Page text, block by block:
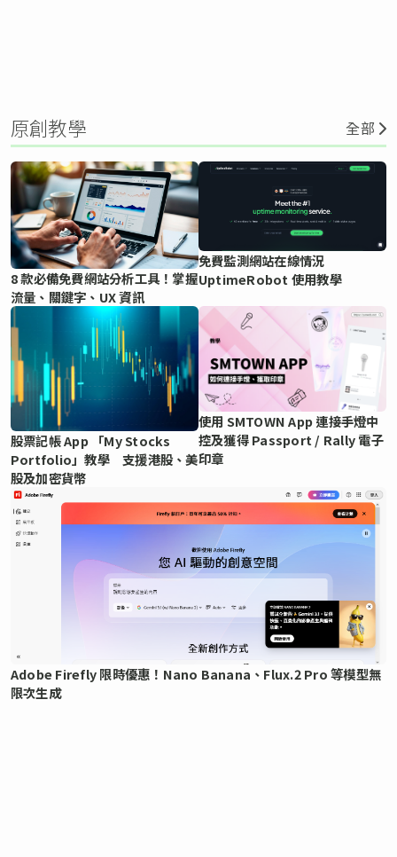
原創教學 全部
8 款必備免費網站分析工具！掌握
流量、關鍵字、UX 資訊
免費監測網站在線情況
UptimeRobot 使用教學
股票記帳 App 「My Stocks
Portfolio」教學 支援港股、美
股及加密貨幣
使用 SMTOWN App 連接手燈中
控及獲得 Passport / Rally 電子
印章
Adobe Firefly 限時優惠！Nano Banana、Flux.2 Pro 等模型無
限次生成